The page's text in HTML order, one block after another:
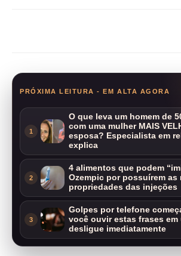
PRÓXIMA LEITURA - EM ALTA AGORA
1
O que leva um homem de
com uma mulher MAIS
esposa? Especialista em
explica
2
4 alimentos que podem
Ozempic por possuírem as
propriedades das injeções
3
Golpes por telefone
você ouvir estas frases em
desligue imediatamente